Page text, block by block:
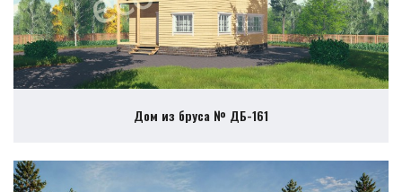
Дом из бруса № ДБ-161